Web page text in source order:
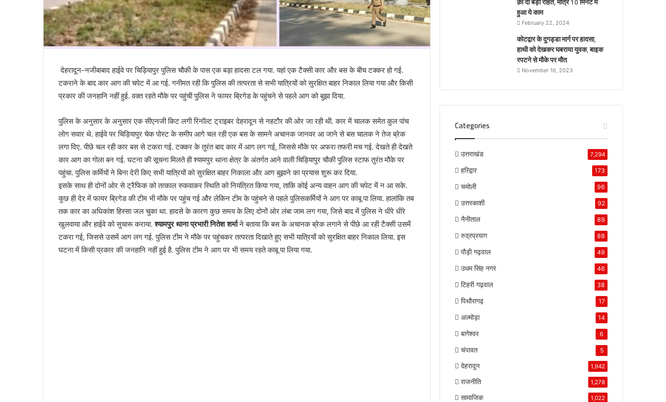
देहरादून-नजीबाबाद हाईवे पर चिड़ियापुर पुलिस चौकी के पास एक बड़ा हादसा टल गया. यहां एक टैक्सी कार और बस के बीच टक्कर हो गई.
टकराने के बाद कार आग की चपेट में आ गई. गनीमत रही कि पुलिस की तत्परता से सभी यात्रियों को सुरक्षित बाहर निकाल लिया गया और किसी
प्रकार की जनहानि नहीं हुई. वक्त रहते मौके पर पहुंची पुलिस ने फायर ब्रिगेड के पहुंचने से पहले आग को बुझा दिया.
पुलिस के अनुसार के अनुसार एक सीएनजी किट लगी रिनॉल्ट ट्राइबर देहरादून से नहटौर की ओर जा रही थी. कार में चालक समेत कुल पांच
लोग सवार थे. हाईवे पर चिड़ियापुर चेक पोस्ट के समीप आगे चल रही एक बस के सामने अचानक जानवर आ जाने से बस चालक ने तेज ब्रेक
लगा दिए. पीछे चल रही कार बस से टकरा गई. टक्कर के तुरंत बाद कार में आग लग गई, जिससे मौके पर अफरा तफरी मच गई. देखते ही देखते
कार आग का गोला बन गई. घटना की सूचना मिलते ही श्यामपुर थाना क्षेत्र के अंतर्गत आने वाली चिड़ियापुर चौकी पुलिस स्टाफ तुरंत मौके पर
पहुंचा. पुलिस कर्मियों ने बिना देरी किए सभी यात्रियों को सुरक्षित बाहर निकाला और आग बुझाने का प्रयास शुरू कर दिया.
इसके साथ ही दोनों ओर से ट्रैफिक को तत्काल रुकवाकर स्थिति को नियंत्रित किया गया, ताकि कोई अन्य वाहन आग की चपेट में न आ सके.
कुछ ही देर में फायर ब्रिगेड की टीम भी मौके पर पहुंच गई और लेकिन टीम के पहुंचने से पहले पुलिसकर्मियों ने आग पर काबू पा लिया. हालांकि तब
तक कार का अधिकांश हिस्सा जल चुका था. हादसे के कारण कुछ समय के लिए दोनों ओर लंबा जाम लग गया, जिसे बाद में पुलिस ने धीरे धीरे
खुलवाया और हाईवे को सुचारू कराया.श्यामपुर थाना प्रभारी नितेश शर्माने बताया कि बस के अचानक ब्रेक लगाने से पीछे आ रही टैक्सी उसमें
टकरा गई, जिससे उसमें आग लग गई. पुलिस टीम ने मौके पर पहुंचकर तत्परता दिखाते हुए सभी यात्रियों को सुरक्षित बाहर निकाल लिया. इस
घटना में किसी प्रकार की जनहानि नहीं हुई है. पुलिस टीम ने आग पर भी समय रहते काबू पा लिया गया.
हुआ ये काम
February 22, 2024
कोटद्वार के दुगड्डा मार्ग पर हादसा,
हाथी को देखकर घबराया युवक, बाइक
रपटने से मौके पर मौत
November 16, 2023
Categories
उत्तराखंड 7,294
हरिद्वार 173
चमोली 96
उत्तरकाशी 92
नैनीताल 89
रुद्रप्रयाग 88
पौड़ी गढ़वाल 49
उधम सिंह नगर 46
टिहरी गढ़वाल 38
पिथौरागढ़ 17
अल्मोड़ा 14
बागेश्वर 6
चंपावत 5
देहरादून 1,942
राजनीति 1,278
सामाजिक 1,022